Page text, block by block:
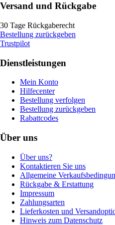
Versand und Rückgabe
30 Tage Rückgaberecht
Bestellung zurückgeben
Trustpilot
Dienstleistungen
Mein Konto
Hilfecenter
Bestellung verfolgen
Bestellung zurückgeben
Rabattcodes
Über uns
Über uns?
Kontaktieren Sie uns
Allgemeine
Rückgabe & Erstattung
Impressum
Zahlungsarten
Lieferkosten und
Hinweis zum Datenschutz